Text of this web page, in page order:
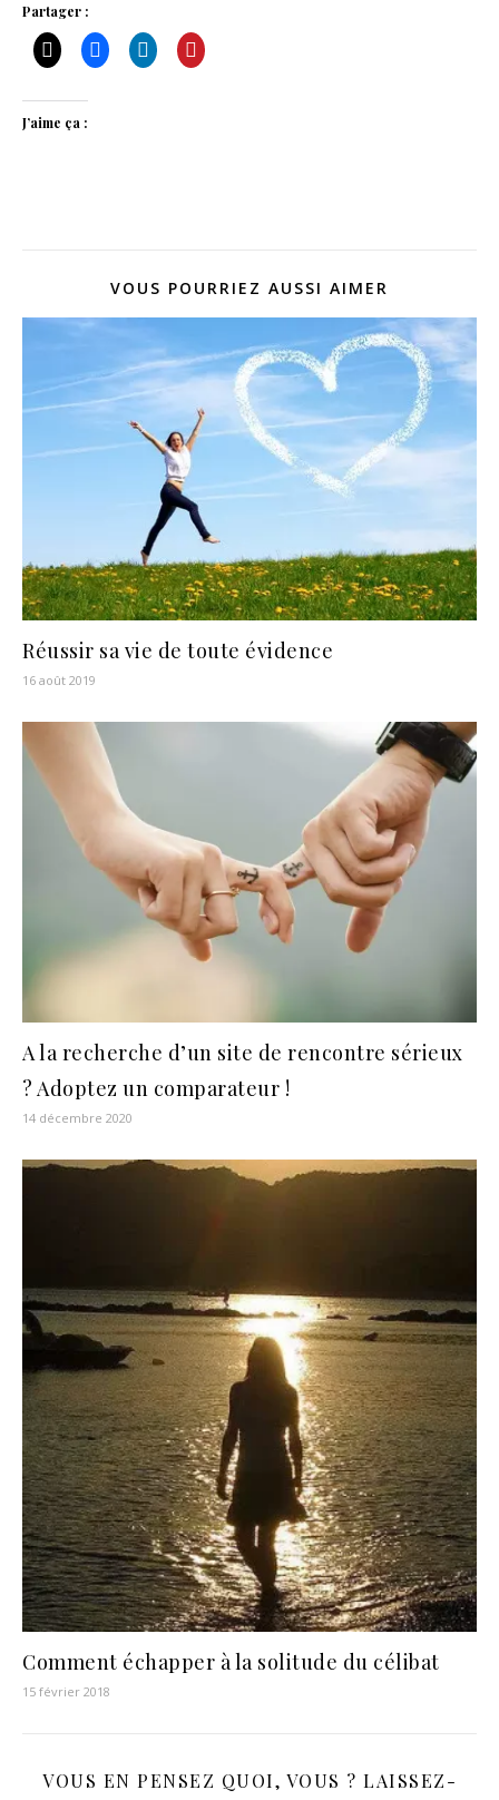
Partager :
J’aime ça :
VOUS POURRIEZ AUSSI AIMER
Réussir sa vie de toute évidence
16 août 2019
A la recherche d’un site de rencontre sérieux
? Adoptez un comparateur !
14 décembre 2020
Comment échapper à la solitude du célibat
15 février 2018
VOUS EN PENSEZ QUOI, VOUS ? LAISSEZ-